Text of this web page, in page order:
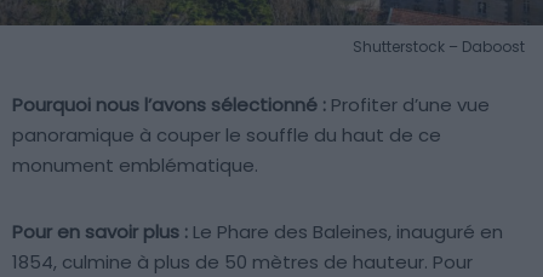
Shutterstock – Daboost
Pourquoi nous l’avons sélectionné : Profiter d’une vue
panoramique à couper le souffle du haut de ce
monument emblématique.
Pour en savoir plus : Le Phare des Baleines, inauguré en
1854, culmine à plus de 50 mètres de hauteur. Pour